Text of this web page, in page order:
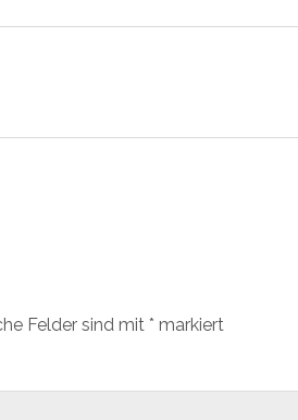
Felder sind mit * markiert